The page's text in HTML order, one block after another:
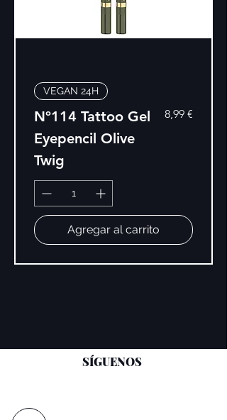
VEGAN 24H
Nº114 Tattoo Gel
Eyepencil Olive
Twig
Precio
8,99 €
Agregar al carrito
SÍGUENOS